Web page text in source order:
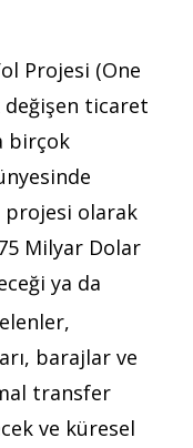
Projesi (One
değişen ticaret
birçok
projesi olarak
Milyar Dolar
ya da
barajlar ve
transfer
ve küresel